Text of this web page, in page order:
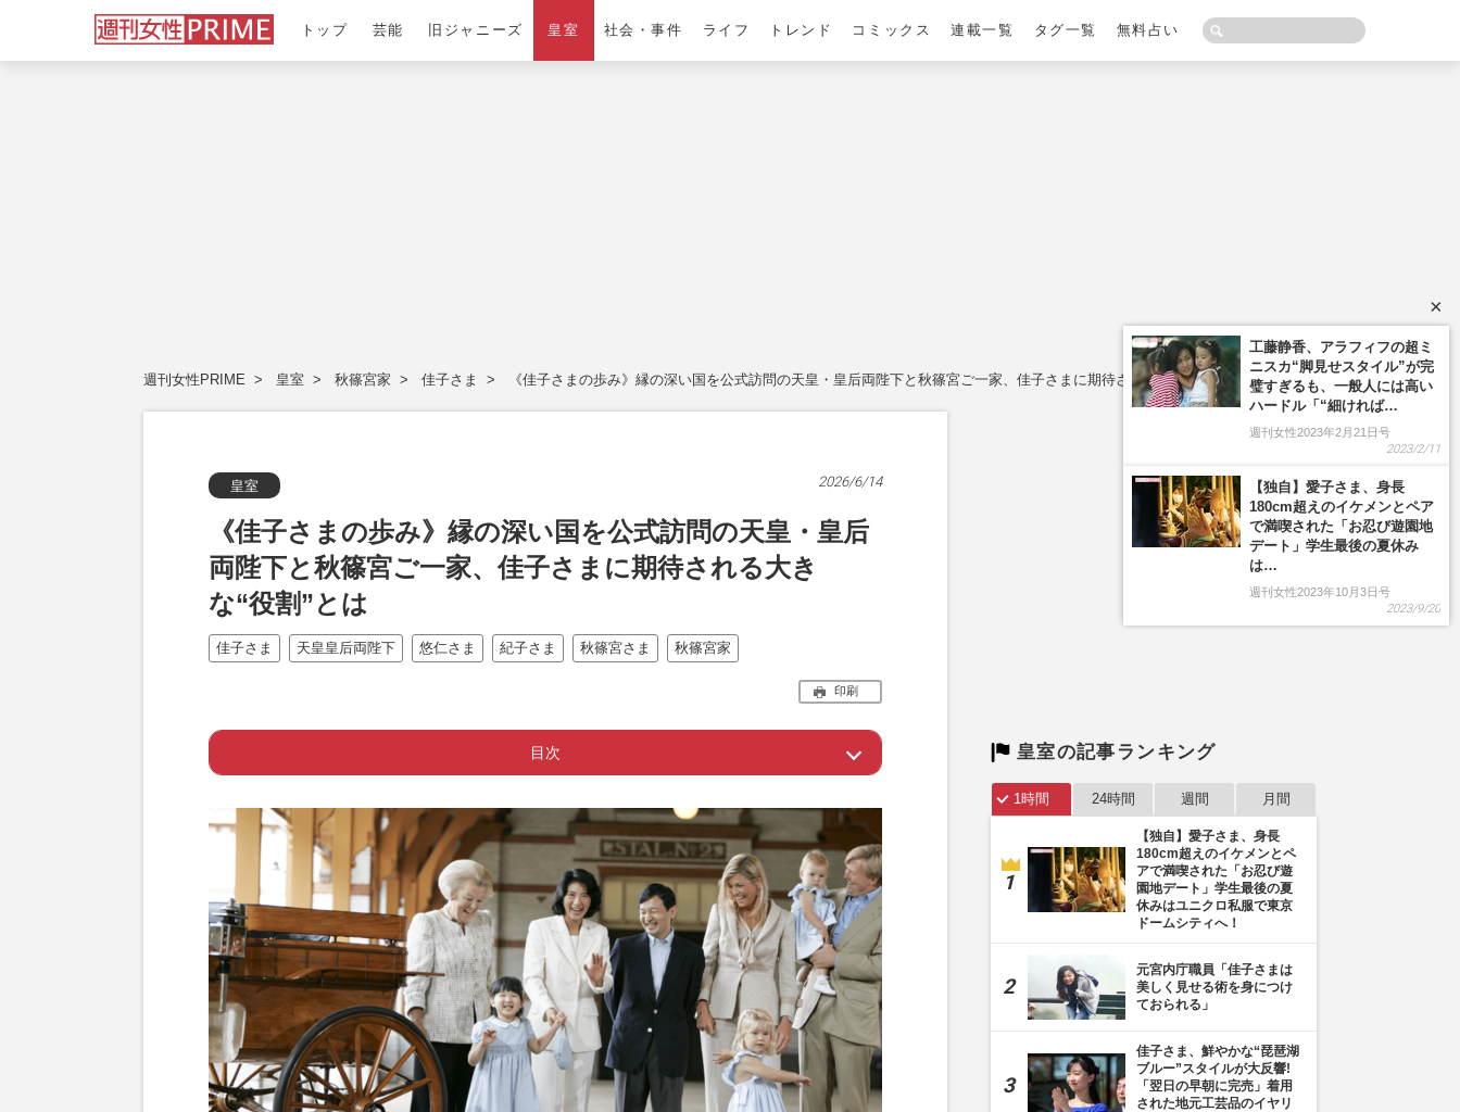
トップ 芸能 旧ジャニーズ 皇室 社会・事件 ライフ トレンド コミックス 連載一覧 タグ一覧 無料占い
週刊女性PRIME 皇室 秋篠宮家 佳子さま 《佳子さまの歩み》縁の深い国を公式訪問の天皇・皇后両陛下と秋篠宮ご一家、佳子さまに期待される大きな“役割”とは
皇室 2026/6/14
《佳子さまの歩み》縁の深い国を公式訪問の天皇・皇后
両陛下と秋篠宮ご一家、佳子さまに期待される大き
な“役割”とは
佳子さま 天皇皇后両陛下 悠仁さま 紀子さま 秋篠宮さま 秋篠宮家
印刷
目次
Page 1 ー 佳子さまたち秋篠宮ご一家が招待されたコンサート
Page 2 ー 皇室とオランダ女王たちの交流
皇室の記事ランキング
1時間 24時間 週間 月間
【独自】愛子さま、身長
180cm超えのイケメンとペ
アで満喫された「お忍び遊
園地デート」学生最後の夏
休みはユニクロ私服で東京
ドームシティへ！
元宮内庁職員「佳子さまは
美しく見せる術を身につけ
ておられる」
佳子さま、鮮やかな“琵琶湖
ブルー”スタイルが大反響!
「翌日の早朝に完売」着用
された地元工芸品のイヤリ
×
工藤静香、アラフィフの超ミ
ニスカ“脚見せスタイル”が完
璧すぎるも、一般人には高い
ハードル「“細ければ…
週刊女性2023年2月21日号
2023/2/11
【独自】愛子さま、身長
180cm超えのイケメンとペア
で満喫された「お忍び遊園地
デート」学生最後の夏休み
は…
週刊女性2023年10月3日号
2023/9/20